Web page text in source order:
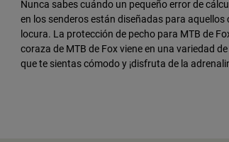
Nunca sabes cuándo un pequeño error de
en los senderos están diseñadas para
locura. La protección de pecho para MTB de
coraza de MTB de Fox viene en una variedad
que te sientas cómodo y ¡disfruta de la